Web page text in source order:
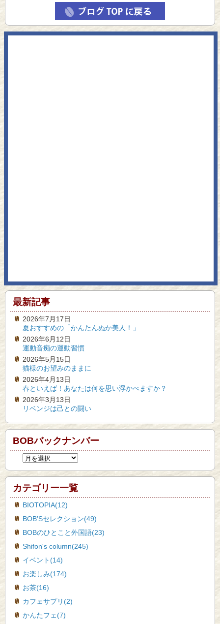
最新記事
2026年7月17日
夏おすすめの「かんたんぬか美人！」
2026年6月12日
運動音痴の運動習慣
2026年5月15日
猫様のお望みのままに
2026年4月13日
春といえば！あなたは何を思い浮かべますか？
2026年3月13日
リベンジは己との闘い
BOBバックナンバー
カテゴリー一覧
BIOTOPIA(12)
BOB’Sセレクション(49)
BOBのひとこと外国語(23)
Shifon's column(245)
イベント(14)
お楽しみ(174)
お茶(16)
カフェサプリ(2)
かんたフェ(7)